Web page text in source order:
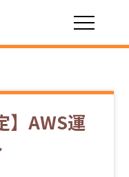
】AWS運